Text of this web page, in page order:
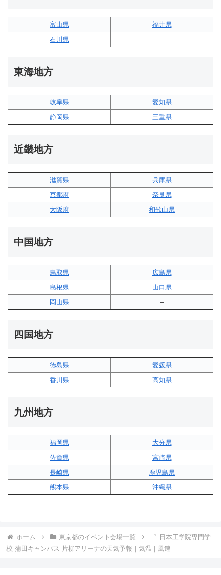
富山県
福井県
石川県
–
東海地方
岐阜県
愛知県
静岡県
三重県
近畿地方
滋賀県
兵庫県
京都府
奈良県
大阪府
和歌山県
中国地方
鳥取県
広島県
島根県
山口県
岡山県
–
四国地方
徳島県
愛媛県
香川県
高知県
九州地方
福岡県
大分県
佐賀県
宮崎県
長崎県
鹿児島県
熊本県
沖縄県
ホーム 東京都のイベント会場一覧
日本工学院専門学
校 蒲田キャンパス 片柳アリーナの天気予報｜気温｜風速